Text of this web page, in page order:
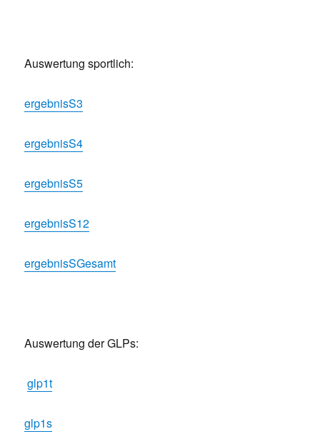
Auswertung sportlich:
ergebnisS3
ergebnisS4
ergebnisS5
ergebnisS12
ergebnisSGesamt
Auswertung der GLPs:
glp1t
glp1s